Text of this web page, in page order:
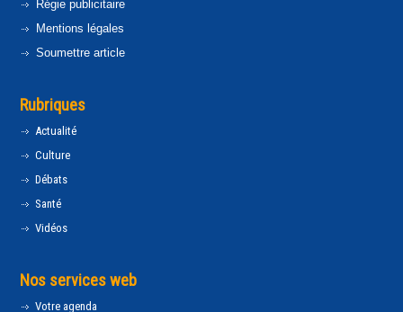
Régie publicitaire
Mentions légales
Soumettre article
Rubriques
Actualité
Culture
Débats
Santé
Vidéos
Nos services web
Votre agenda